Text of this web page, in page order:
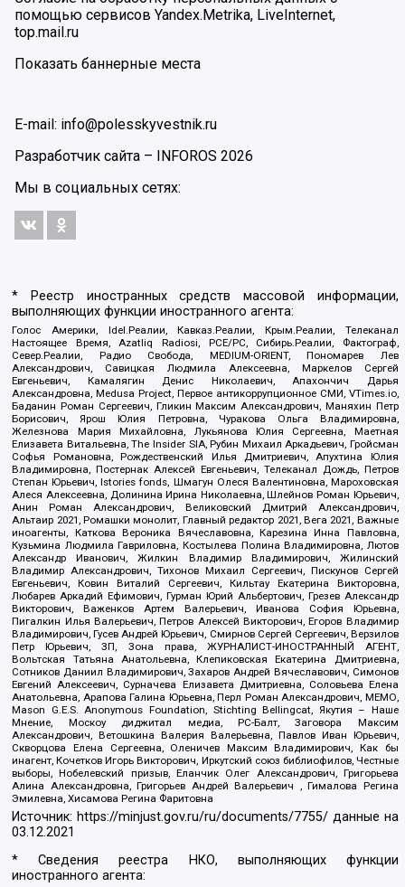
помощью сервисов Yandex.Metrika, LiveInternet,
top.mail.ru
Показать баннерные места
E-mail: info@polesskyvestnik.ru
Разработчик сайта – INFOROS 2026
Мы в социальных сетях:
* Реестр иностранных средств массовой информации,
выполняющих функции иностранного агента:
Голос Америки, Idel.Реалии, Кавказ.Реалии, Крым.Реалии, Телеканал
Настоящее Время, Azatliq Radiosi, PCE/PC, Сибирь.Реалии, Фактограф,
Север.Реалии, Радио Свобода, MEDIUM-ORIENT, Пономарев Лев
Александрович, Савицкая Людмила Алексеевна, Маркелов Сергей
Евгеньевич, Камалягин Денис Николаевич, Апахончич Дарья
Александровна, Medusa Project, Первое антикоррупционное СМИ, VTimes.io,
Баданин Роман Сергеевич, Гликин Максим Александрович, Маняхин Петр
Борисович, Ярош Юлия Петровна, Чуракова Ольга Владимировна,
Железнова Мария Михайловна, Лукьянова Юлия Сергеевна, Маетная
Елизавета Витальевна, The Insider SIA, Рубин Михаил Аркадьевич, Гройсман
Софья Романовна, Рождественский Илья Дмитриевич, Апухтина Юлия
Владимировна, Постернак Алексей Евгеньевич, Телеканал Дождь, Петров
Степан Юрьевич, Istories fonds, Шмагун Олеся Валентиновна, Мароховская
Алеся Алексеевна, Долинина Ирина Николаевна, Шлейнов Роман Юрьевич,
Анин Роман Александрович, Великовский Дмитрий Александрович,
Альтаир 2021, Ромашки монолит, Главный редактор 2021, Вега 2021, Важные
иноагенты, Каткова Вероника Вячеславовна, Карезина Инна Павловна,
Кузьмина Людмила Гавриловна, Костылева Полина Владимировна, Лютов
Александр Иванович, Жилкин Владимир Владимирович, Жилинский
Владимир Александрович, Тихонов Михаил Сергеевич, Пискунов Сергей
Евгеньевич, Ковин Виталий Сергеевич, Кильтау Екатерина Викторовна,
Любарев Аркадий Ефимович, Гурман Юрий Альбертович, Грезев Александр
Викторович, Важенков Артем Валерьевич, Иванова София Юрьевна,
Пигалкин Илья Валерьевич, Петров Алексей Викторович, Егоров Владимир
Владимирович, Гусев Андрей Юрьевич, Смирнов Сергей Сергеевич, Верзилов
Петр Юрьевич, ЗП, Зона права, ЖУРНАЛИСТ-ИНОСТРАННЫЙ АГЕНТ,
Вольтская Татьяна Анатольевна, Клепиковская Екатерина Дмитриевна,
Сотников Даниил Владимирович, Захаров Андрей Вячеславович, Симонов
Евгений Алексеевич, Сурначева Елизавета Дмитриевна, Соловьева Елена
Анатольевна, Арапова Галина Юрьевна, Перл Роман Александрович, МЕМО,
Mason G.E.S. Anonymous Foundation, Stichting Bellingcat, Якутия – Наше
Мнение, Москоу диджитал медиа, РС-Балт, Заговора Максим
Александрович, Ветошкина Валерия Валерьевна, Павлов Иван Юрьевич,
Скворцова Елена Сергеевна, Оленичев Максим Владимирович, Как бы
инагент, Кочетков Игорь Викторович, Иркутский союз библиофилов, Честные
выборы, Нобелевский призыв, Еланчик Олег Александрович, Григорьева
Алина Александровна, Григорьев Андрей Валерьевич , Гималова Регина
Эмилевна, Хисамова Регина Фаритовна
Источник: https://minjust.gov.ru/ru/documents/7755/ данные на
03.12.2021
* Сведения реестра НКО, выполняющих функции
иностранного агента: